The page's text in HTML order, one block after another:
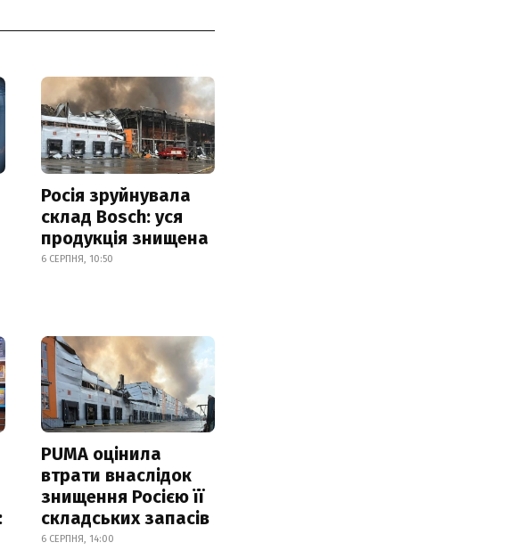
Росія зруйнувала
склад Bosch: уся
продукція знищена
6 СЕРПНЯ, 10:50
PUMA оцінила
втрати внаслідок
знищення Росією її
складських запасів
6 СЕРПНЯ, 14:00